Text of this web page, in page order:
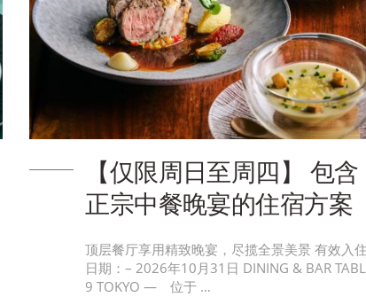
【仅限周日至周四】 包含
正宗中餐晚宴的住宿方案
顶层餐厅享用精致晚宴，尽揽全景美景 有效入住
日期：– 2026年10月31日 DINING & BAR TABLE
9 TOKYO — 位于 …